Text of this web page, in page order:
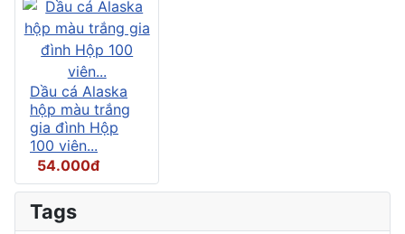
Dầu cá Alaska
hộp màu trắng
gia đình Hộp
100 viên...
54.000đ
Tags